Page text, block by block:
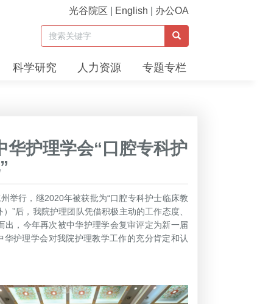
光谷院区 English 办公OA
科学研究 人力资源 专题专栏
护理学会“口腔专科护
举行，继2020年被获批为“口腔专科护士临床教
”后，我院护理团队凭借积极主动的工作态度、
，今年再次被中华护理学会复审评定为新一届
护理学会对我院护理教学工作的充分肯定和认